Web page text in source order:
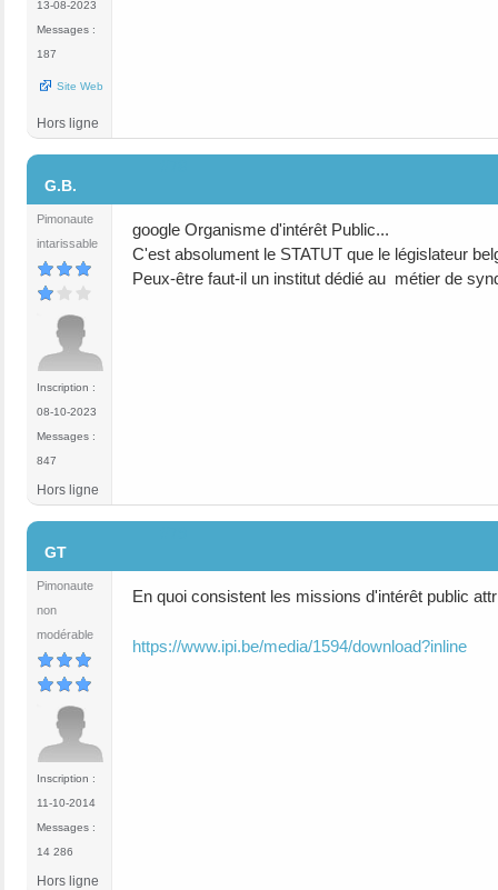
13-08-2023
Messages :
187
Site Web
Hors ligne
G.B.
Pimonaute
intarissable
Inscription :
08-10-2023
Messages :
847
google Organisme d'intérêt Public...
C'est absolument le STATUT que le législateur
Peux-être faut-il un institut dédié au métier de
Hors ligne
GT
Pimonaute
non
modérable
Inscription :
11-10-2014
Messages :
14 286
En quoi consistent les missions d'intérêt public
https://www.ipi.be/media/1594/download?inline
Hors ligne